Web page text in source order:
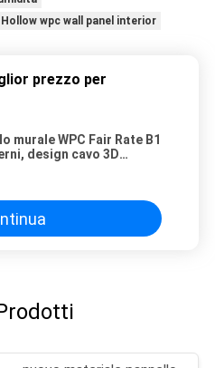
Hollow wpc wall panel interior
prezzo per
murale WPC Fair Rate B1
design cavo 3D